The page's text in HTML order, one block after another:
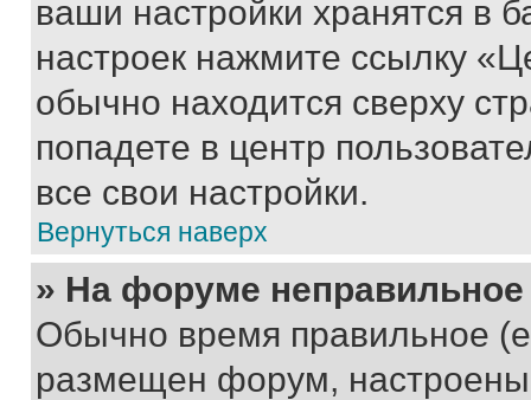
ваши настройки хранятся в
настроек нажмите ссылку
обычно находится сверху
попадете в центр
все свои настройки.
Вернуться наверх
» На форуме
Обычно время правильное
размещен форум, настроены